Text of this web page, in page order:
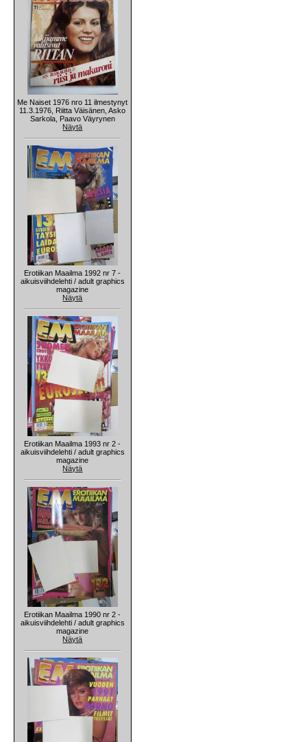
Me Naiset 1976 nro 11 ilmestynyt
11.3.1976, Riitta Väisänen, Asko
Sarkola, Paavo Väyrynen
Näytä
Erotiikan Maailma 1992 nr 7 -
aikuisviihdelehti / adult graphics
magazine
Näytä
Erotiikan Maailma 1993 nr 2 -
aikuisviihdelehti / adult graphics
magazine
Näytä
Erotiikan Maailma 1990 nr 2 -
aikuisviihdelehti / adult graphics
magazine
Näytä